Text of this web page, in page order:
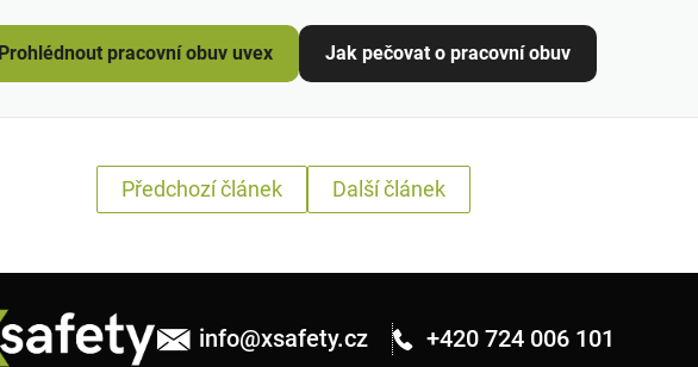
Prohlédnout pracovní obuv uvex Jak pečovat o pracovní obuv
Předchozí článek Další článek
info@xsafety.cz +420 724 006 101